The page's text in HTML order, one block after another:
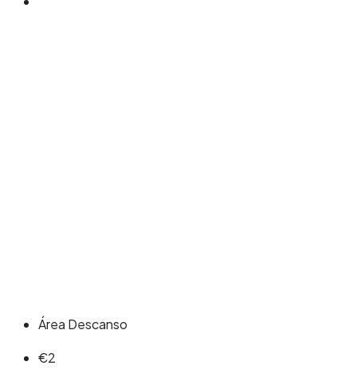
Área Descanso
€2